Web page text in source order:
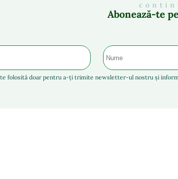
Abonează-te
folosită doar pentru a-ți trimite newsletter-ul nostru și